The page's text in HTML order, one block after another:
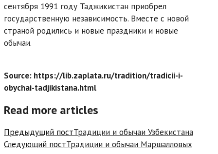
сентября 1991 году Таджикистан приобрел
государственную независимость. Вместе с новой
страной родились и новые праздники и новые
обычаи.
Source: https://lib.zaplata.ru/tradition/tradicii-i-
obychai-tadjikistana.html
Read more articles
Предыдущий постТрадиции и обычаи Узбекистана
Следующий постТрадиции и обычаи Маршалловых